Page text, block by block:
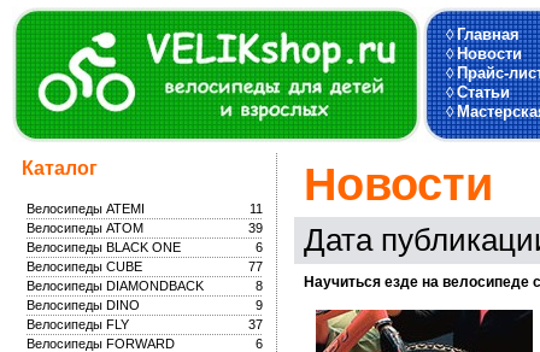
◊Главная
◊Новости
◊Прайс-
◊Статьи
◊
Каталог
11
Велосипеды ATEMI
39
Велосипеды ATOM
6
Велосипеды BLACK ONE
77
Велосипеды CUBE
8
Велосипеды DIAMONDBACK
9
Велосипеды DINO
37
Велосипеды FLY
6
Велосипеды FORWARD
Новости
Дата
Научиться езде на велосипеде